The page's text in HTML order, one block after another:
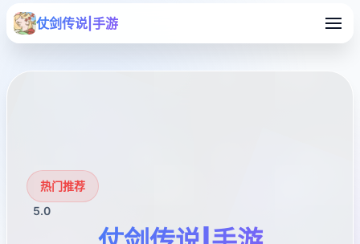
仗剑传说|手游
热门推荐
5.0